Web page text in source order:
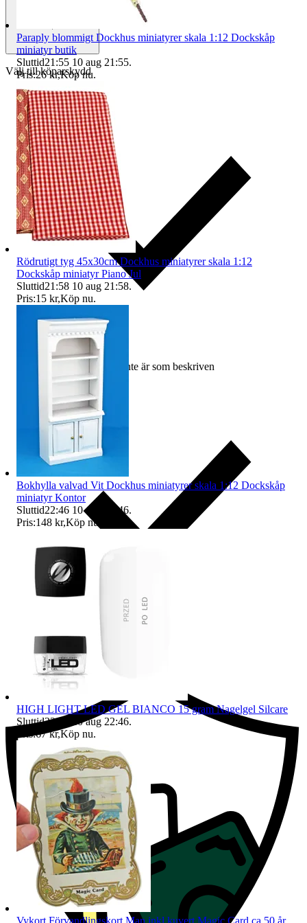
Välj till köparskydd
Ersättning om varan inte är som beskriven
Ersättning om du inte får din vara
Paraply blommigt Dockhus miniatyrer skala 1:12 Dockskåp
miniatyr butik
Sluttid21:55 10 aug 21:55.
Pris:26 kr,Köp nu.
Rödrutigt tyg 45x30cm Dockhus miniatyrer skala 1:12
Dockskåp miniatyr Piano Jul
Sluttid21:58 10 aug 21:58.
Pris:15 kr,Köp nu.
Bokhylla valvad Vit Dockhus miniatyrer skala 1:12 Dockskåp
miniatyr Kontor
Sluttid22:46 10 aug 22:46.
Pris:148 kr,Köp nu
HIGH LIGHT LED GEL BIANCO 15 gram Nagelgel Silcare
Sluttid22:46 10 aug 22:46.
Pris:67 kr,Köp nu.
Vykort Förvandlingskort Man inkl kuvert Magic Card ca 50 år